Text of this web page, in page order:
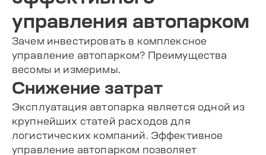
управления автопарком
Зачем инвестировать в комплексное
управление автопарком? Преимущества
весомы и измеримы.
Снижение затрат
Эксплуатация автопарка является одной из
крупнейших статей расходов для
логистических компаний. Эффективное
управление автопарком позволяет